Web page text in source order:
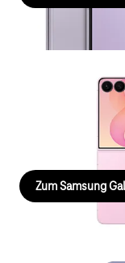
Samsung
Kompaktes Design
flexiblen
Zum Samsung